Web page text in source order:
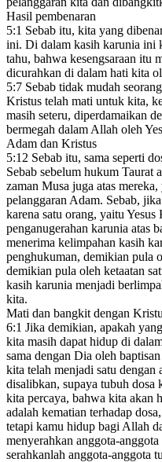
Hasil pembenaran
5:1 Sebab itu, kita yang
ini. Di dalam kasih karunia ini
tahu, bahwa kesengsaraan itu
dicurahkan di dalam hati kita
5:7 Sebab tidak mudah
Kristus telah mati untuk kita,
masih seteru, diperdamaikan
bermegah dalam Allah oleh
Adam dan Kristus
5:12 Sebab itu, sama seperti
Sebab sebelum hukum Taurat
zaman Musa juga atas
pelanggaran Adam. Sebab,
karena satu orang, yaitu Yesus
penganugerahan karunia atas
menerima kelimpahan kasih
penghukuman, demikian pula
demikian pula oleh ketaatan
kasih karunia menjadi
kita.
Mati dan bangkit dengan
6:1 Jika demikian, apakah
kita masih dapat hidup di
sama dengan Dia oleh baptisan
kita telah menjadi satu dengan
disalibkan, supaya tubuh dosa
kita percaya, bahwa kita akan
adalah kematian terhadap dosa,
tetapi kamu hidup bagi Allah
menyerahkan anggota-
serahkanlah anggota-anggota